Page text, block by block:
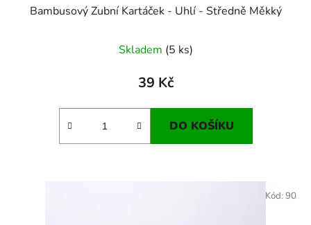
Bambusový Zubní Kartáček - Uhlí - Středně Měkký
Skladem (5 ks)
39 Kč
DO KOŠÍKU
Kód: 90